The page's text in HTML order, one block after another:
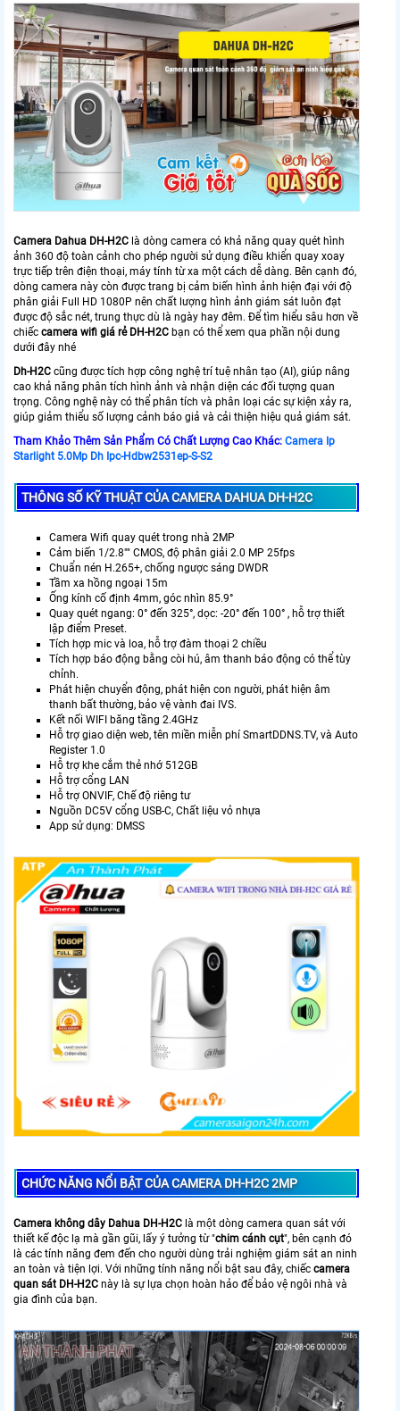
Camera Dahua DH-H2C là dòng camera có khả năng quay quét hình
ảnh 360 độ toàn cảnh cho phép người sử dụng điều khiển quay xoay
trực tiếp trên điện thoại, máy tính từ xa một cách dễ dàng. Bên cạnh đó,
dòng camera này còn được trang bị cảm biến hình ảnh hiện đại với độ
phân giải Full HD 1080P nên chất lượng hình ảnh giám sát luôn đạt
được độ sắc nét, trung thực dù là ngày hay đêm. Để tìm hiểu sâu hơn về
chiếc camera wifi giá rẻ DH-H2C bạn có thể xem qua phần nội dung
dưới đây nhé
Dh-H2C cũng được tích hợp công nghệ trí tuệ nhân tạo (AI), giúp nâng
cao khả năng phân tích hình ảnh và nhận diện các đối tượng quan
trọng. Công nghệ này có thể phân tích và phân loại các sự kiện xảy ra,
giúp giảm thiểu số lượng cảnh báo giả và cải thiện hiệu quả giám sát.
Tham Khảo Thêm Sản Phẩm Có Chất Lượng Cao Khác: Camera Ip
Starlight 5.0Mp Dh Ipc-Hdbw2531ep-S-S2
THÔNG SỐ KỸ THUẬT CỦA CAMERA DAHUA DH-H2C
Camera Wifi quay quét trong nhà 2MP
Cảm biến 1/2.8"" CMOS, độ phân giải 2.0 MP 25fps
Chuẩn nén H.265+, chống ngược sáng DWDR
Tầm xa hồng ngoại 15m
Ống kính cố định 4mm, góc nhìn 85.9°
Quay quét ngang: 0° đến 325°, dọc: -20° đến 100° , hỗ trợ thiết
lập điểm Preset.
Tích hợp mic và loa, hỗ trợ đàm thoại 2 chiều
Tích hợp báo động bằng còi hú, âm thanh báo động có thể tùy
chỉnh.
Phát hiện chuyển động, phát hiện con người, phát hiện âm
thanh bất thường, bảo vệ vành đai IVS.
Kết nối WIFI băng tầng 2.4GHz
Hỗ trợ giao diện web, tên miền miễn phí SmartDDNS.TV, và Auto
Register 1.0
Hỗ trợ khe cắm thẻ nhớ 512GB
Hỗ trợ cổng LAN
Hỗ trợ ONVIF, Chế độ riêng tư
Nguồn DC5V cổng USB-C, Chất liệu vỏ nhựa
App sử dụng: DMSS
CHỨC NĂNG NỔI BẬT CỦA CAMERA DH-H2C 2MP
Camera không dây Dahua DH-H2C là một dòng camera quan sát với
thiết kế độc lạ mà gần gũi, lấy ý tưởng từ "chim cánh cụt", bên cạnh đó
là các tính năng đem đến cho người dùng trải nghiệm giám sát an ninh
an toàn và tiện lợi. Với những tính năng nổi bật sau đây, chiếc camera
quan sát DH-H2C này là sự lựa chọn hoàn hảo để bảo vệ ngôi nhà và
gia đình của bạn.